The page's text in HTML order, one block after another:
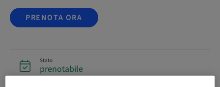
PRENOTA ORA
Stato
prenotabile